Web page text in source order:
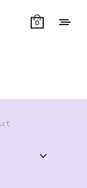
0